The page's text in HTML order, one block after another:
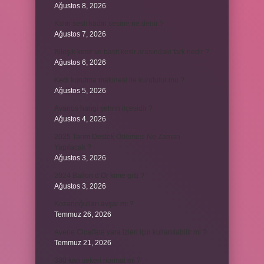
Ağustos 8, 2026
Ağustos 7, 2026
Ağustos 6, 2026
Ağustos 5, 2026
Ağustos 4, 2026
Ağustos 3, 2026
Ağustos 3, 2026
Temmuz 26, 2026
Temmuz 21, 2026